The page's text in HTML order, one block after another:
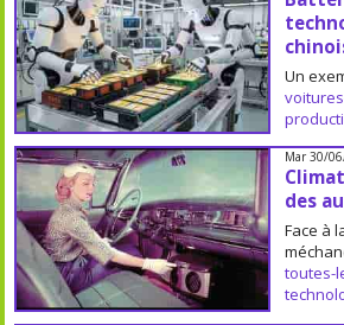
Un
Mar 30/
des
Face à
toutes-